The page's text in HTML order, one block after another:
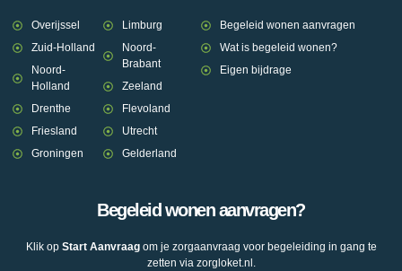
Overijssel
Zuid-Holland
Noord-
Holland
Drenthe
Friesland
Groningen
Limburg
Noord-
Brabant
Zeeland
Flevoland
Utrecht
Gelderland
Begeleid wonen aanvragen
Wat is begeleid wonen?
Eigen bijdrage
Begeleid wonen aanvragen?
Klik op Start Aanvraagom je zorgaanvraag voor begeleiding in gang te
zetten via zorgloket.nl.